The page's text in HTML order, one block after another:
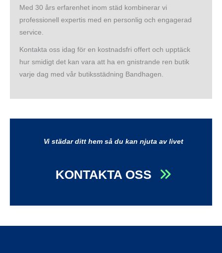
Med 30 års erfarenhet inom städ kombinerar vi
professionell expertis med en personlig och engagerad
service.
Kontakta oss idag för en kostnadsfri offert och upptäck
hur smidigt det kan vara att ha en gnistrande ren butik
varje dag med vår butiksstädning Bandhagen.
Vi städar ditt hem så du kan njuta av livet
KONTAKTA OSS